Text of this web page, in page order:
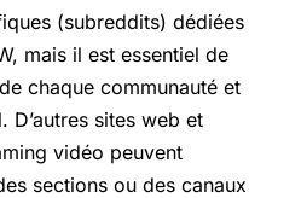
(subreddits) dédiées
mais il est essentiel de
chaque communauté et
D’autres sites web et
vidéo peuvent
sections ou des canaux